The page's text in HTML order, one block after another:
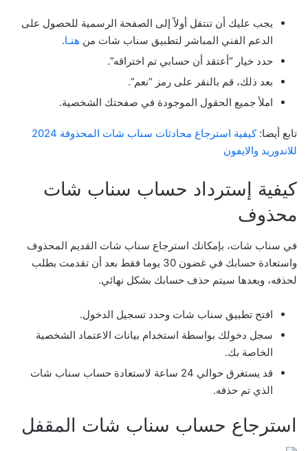
يجب عليك أن تنتقل أولاً إلى الصفحة الرسمية للحصول على
الدعم الفني المباشر لتطبيق سناب شات من هنـا.
حدد خيار “أعتقد أن حسابي تم اختراقه”.
بعد ذلك، قم بالنقر على رمز “نعم”.
املأ جميع الحقول الموجودة في صفحتك الشخصية.
تابع أيضا:
كيفية استرجاع محادثات سناب شات المحذوفة 2024
للاندوريد والايفون
كيفية إسترداد حساب سناب شات
محذوف
في سناب شات، بإمكانك استرجاع سناب شات القديم المحذوف
واستعادة حسابك في غضون 30 يوما فقط بعد أن تقدمت بطلب
لحذفه، وبعدها سيتم حذف حسابك بشكل نهائي.
افتح تطبيق سناب شات وحدد تسجيل الدخول.
سجل دخولك بواسطة استخدام بيانات الاعتماد الشخصية
الخاصة بك.
قد يستغرق حوالي 24 ساعة لاستعادة حساب سناب شات
الذي تم حذفه.
استرجاع حساب سناب شات المقفل